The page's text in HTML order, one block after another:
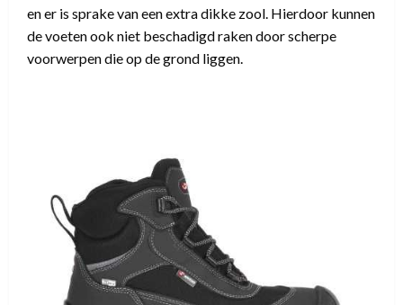
en er is sprake van een extra dikke zool. Hierdoor kunnen
de voeten ook niet beschadigd raken door scherpe
voorwerpen die op de grond liggen.